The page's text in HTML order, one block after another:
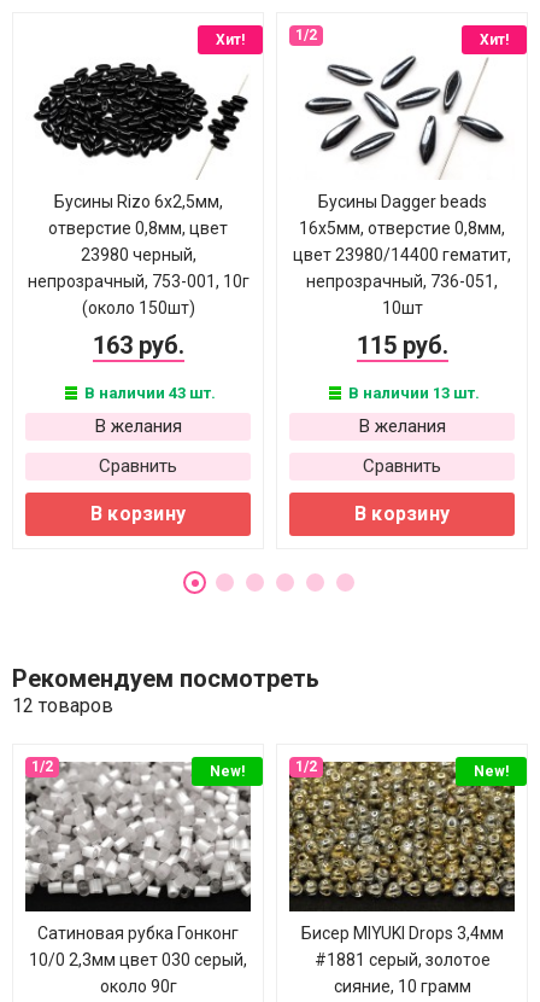
Хит!
Бусины Rizo 6х2,5мм,
отверстие 0,8мм, цвет
23980 черный,
непрозрачный, 753-001, 10г
(около 150шт)
163 руб.
В наличии 43 шт.
В желания
Сравнить
В корзину
Хит!
Бусины Dagger beads
16х5мм, отверстие 0,8мм,
цвет 23980/14400 гематит,
непрозрачный, 736-051,
10шт
115 руб.
В наличии 13 шт.
В желания
Сравнить
В корзину
Рекомендуем посмотреть
12 товаров
New!
Сатиновая рубка Гонконг
10/0 2,3мм цвет 030 серый,
около 90г
New!
Бисер MIYUKI Drops 3,4мм
#1881 серый, золотое
сияние, 10 грамм